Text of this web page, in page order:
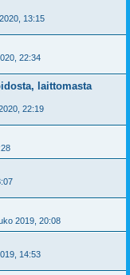
13:15
22:34
laittomasta
22:19
2019, 20:08
14:53